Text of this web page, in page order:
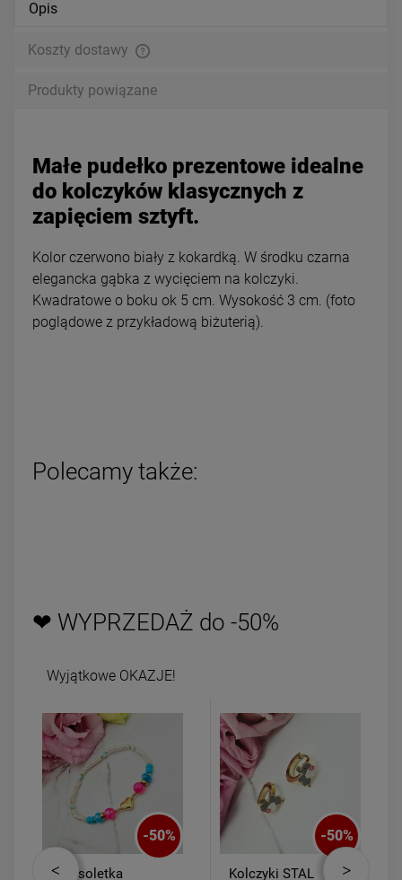
Opis
Koszty dostawy
Produkty powiązane
Małe pudełko prezentowe idealne
do kolczyków klasycznych z
zapięciem sztyft.
Kolor czerwono biały z kokardką. W środku czarna
elegancka gąbka z wycięciem na kolczyki.
Kwadratowe o boku ok 5 cm. Wysokość 3 cm. (foto
poglądowe z przykładową biżuterią).
Polecamy także:
❤ WYPRZEDAŻ do -50%
Wyjątkowe OKAZJE!
-50%
Bransoletka
-50%
Kolczyki STAL